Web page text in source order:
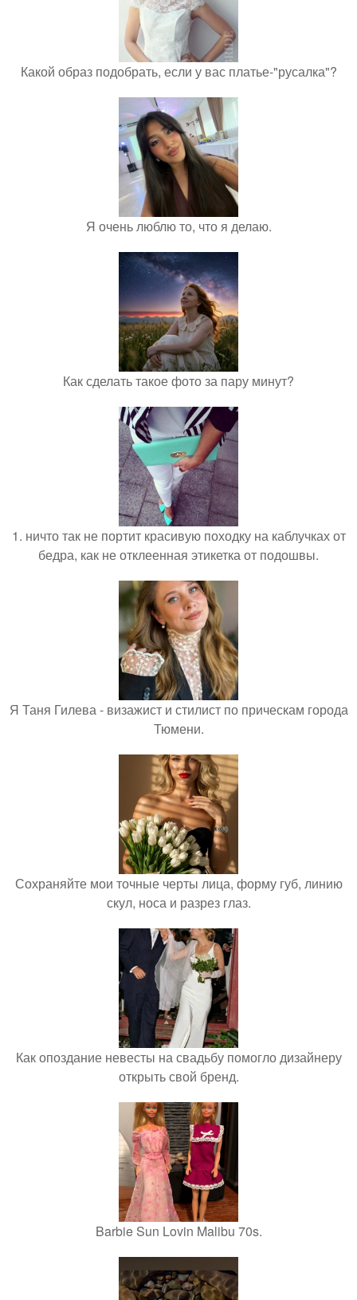
Какой образ подобрать, если у вас платье-"русалка"?
Я очень люблю то, что я делаю.
Как сделать такое фото за пару минут?
1. ничто так не портит красивую походку на каблучках от
бедра, как не отклеенная этикетка от подошвы.
Я Таня Гилева - визажист и стилист по прическам города
Тюмени.
Сохраняйте мои точные черты лица, форму губ, линию
скул, носа и разрез глаз.
Как опоздание невесты на свадьбу помогло дизайнеру
открыть свой бренд.
Barbie Sun Lovin Malibu 70s.